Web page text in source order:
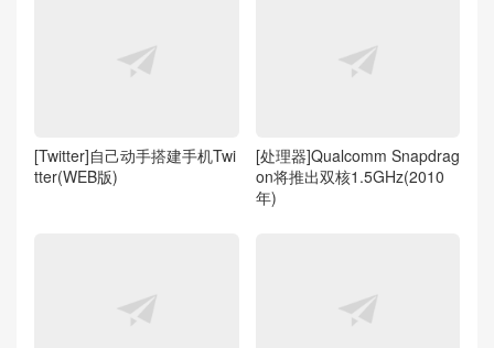
[Twitter]自己动手搭建手机Twi
tter(WEB版)
[处理器]Qualcomm Snapdrag
on将推出双核1.5GHz(2010
年)